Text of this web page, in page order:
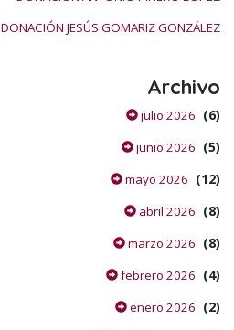
DONACIÓN JESÚS GOMARIZ GONZÁLEZ
Archivo
julio 2026 (6)
junio 2026 (5)
mayo 2026 (12)
abril 2026 (8)
marzo 2026 (8)
febrero 2026 (4)
enero 2026 (2)